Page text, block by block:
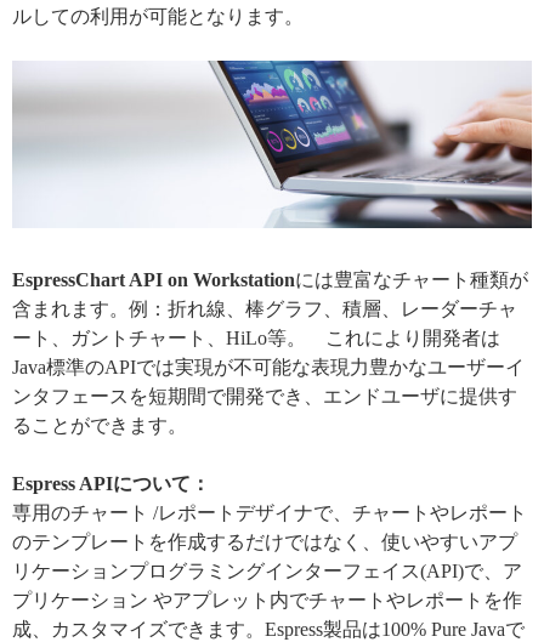
ルしての利用が可能となります。
EspressChart API on Workstationには豊富なチャート種類が
含まれます。例：折れ線、棒グラフ、積層、レーダーチャ
ート、ガントチャート、HiLo等。 これにより開発者は
Java標準のAPIでは実現が不可能な表現力豊かなユーザーイ
ンタフェースを短期間で開発でき、エンドユーザに提供す
ることができます。
Espress APIについて：
専用のチャート /レポートデザイナで、チャートやレポート
のテンプレートを作成するだけではなく、使いやすいアプ
リケーションプログラミングインターフェイス(API)で、ア
プリケーション やアプレット内でチャートやレポートを作
成、カスタマイズできます。Espress製品は100% Pure Javaで